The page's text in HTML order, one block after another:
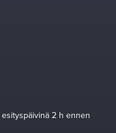
esityspäivinä 2 h ennen